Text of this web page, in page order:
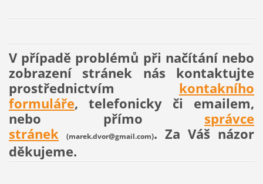
V případě problémů při načítání nebo
zobrazení stránek nás kontaktujte
prostřednictvím kontakního
formuláře, telefonicky či emailem,
nebo přímo správce
stránek
(marek.dvor@gmail.com). Za Váš názor
děkujeme.